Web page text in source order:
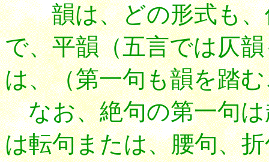
韻は、どの形式も、
で、平韻（五言では仄
は、（第一句も韻を踏
なお、絶句の第一句は
は転句または、腰句、